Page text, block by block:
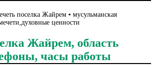
поселка Жайрем ▪️ мусульманская
ценности
Жайрем, область
часы работы